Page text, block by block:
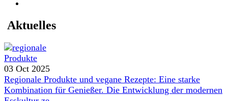
Aktuelles
03 Oct 2025
Regionale Produkte und vegane Rezepte: Eine starke
Kombination für Genießer. Die Entwicklung der modernen